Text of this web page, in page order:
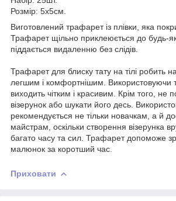
Розмір: 5х5см.
Виготовлений трафарет із плівки, яка
Трафарет щільно приклеюється до будь-
піддається видаленню без слідів.
Трафарет для блиску тату на тілі робить
легшим і комфортнішим.
виходить чітким і красивим. Крім того, не
візерунок або шукати його десь.
рекомендується не тільки новачкам, а й
майстрам, оскільки створення візерунка
багато часу та сил. Трафарет допоможе
малюнок за коротший час.
Приховати